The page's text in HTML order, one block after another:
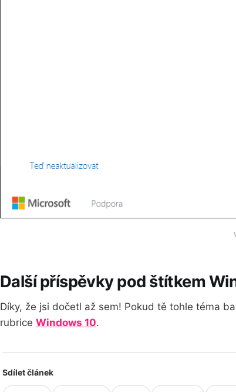
Další příspěvky pod štítkem
Díky, že jsi dočetl až sem! Pokud tě tohle téma
rubrice Windows 10.
Sdílet článek